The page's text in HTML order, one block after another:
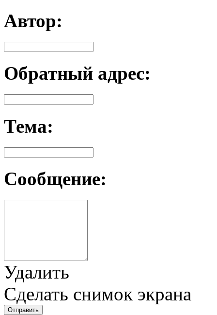
Автор:
Обратный адрес:
Тема:
Сообщение:
Удалить
Сделать снимок экрана
Отправить